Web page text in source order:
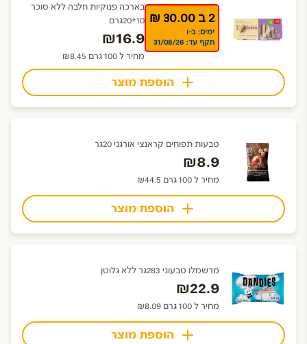
2 ב 30.00 ₪
ימים: ב-ו
תקף עד: 31/08/26
בארכה פנוקיות חלבה ללא סוכר
10*20גרם
₪16.9
מחיר ל 100 גרם ₪8.45
הוספת מוצר
טבעות תפוחים קראנצי אורגני 20גר
₪8.9
מחיר ל 100 גרם ₪44.5
הוספת מוצר
מרשמלו טבעוני 283גר ללא גלוטן
₪22.9
מחיר ל 100 גרם ₪8.09
הוספת מוצר